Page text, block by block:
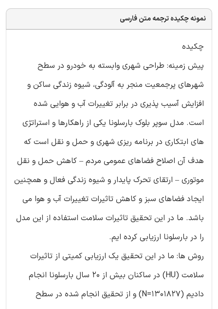
نمونه چکیده ترجمه متن فارسی
چکیده
پیش زمینه: طراحی شهری وابسته به خودرو در سطح
شهرهای پرجمعیت منجر به آلودگی، شیوه زندگی ساکن و
افزایش آسیب پذیری در برابر تغییرات آب و هوایی شده
است. مدل سوپر بلوک بارسلونا یکی از راهکارها و استراتژی
های ابتکاری در برنامه ریزی شهری و حمل و نقل است که
هدف آن اصلاح فضاهای عمومی مردم – کاهش حمل و نقل
موتوری – ارتقای تحرک پایدار و شیوه زندگی فعال و همچنین
ایجاد فضاهای سبز و کاهش تاثیرات تغییرات آب و هوا می
باشد. ما در این تحقیق تاثیرات سلامت استفاده از این مدل
را در بارسلونا ارزیابی کرده ایم.
روش ها: ما در این تحقیق یک ارزیابی کمیتی از تاثیرات
سلامت (HU) در ساکنان بیش از 20 سال بارسلونا انجام
دادیم (N=1301827) و از تحقیق انجام شده در سطح